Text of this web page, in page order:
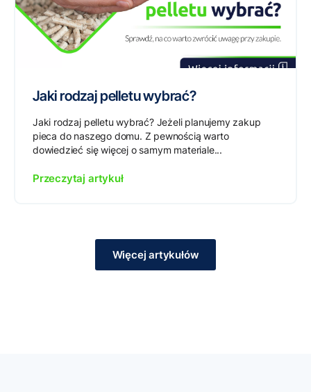
Jaki rodzaj pelletu wybrać?
Jaki rodzaj pelletu wybrać? Jeżeli planujemy zakup
pieca do naszego domu. Z pewnością warto
dowiedzieć się więcej o samym materiale...
Przeczytaj artykuł
Więcej artykułów